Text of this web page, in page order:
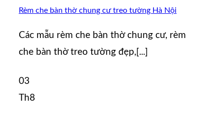
Rèm che bàn thờ chung cư treo tường Hà Nội
Các mẫu rèm che bàn thờ chung cư, rèm
che bàn thờ treo tường đẹp,[...]
03
Th8